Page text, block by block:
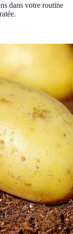
dans votre routine